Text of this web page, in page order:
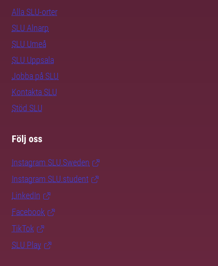
Alla SLU-orter
SLU Alnarp
SLU Umeå
SLU Uppsala
Jobba på SLU
Kontakta SLU
Stöd SLU
Följ oss
Instagram SLU.Sweden
Instagram SLU.student
LinkedIn
Facebook
TikTok
SLU Play